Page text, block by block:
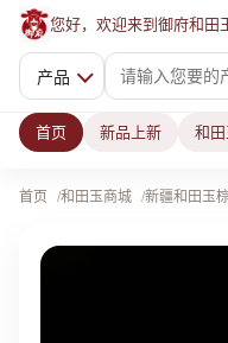
您好，欢迎来到御府和田
产品
首页 新品上新 和
首页 和田玉商城 新疆和田玉